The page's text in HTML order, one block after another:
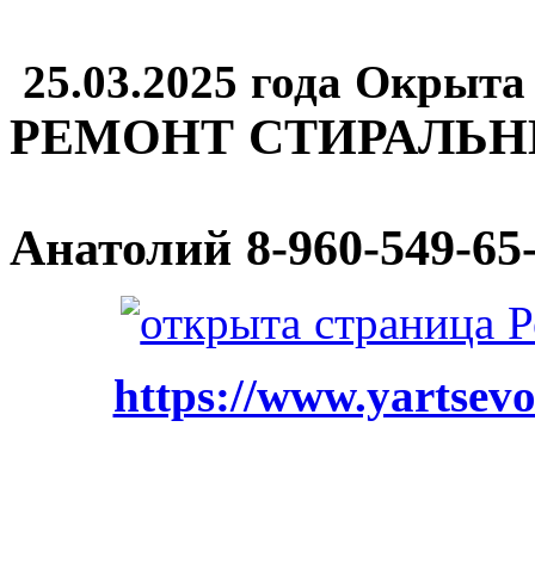
25.03.2025 года
РЕМОНТ
Анатолий 8-960-549-
https://